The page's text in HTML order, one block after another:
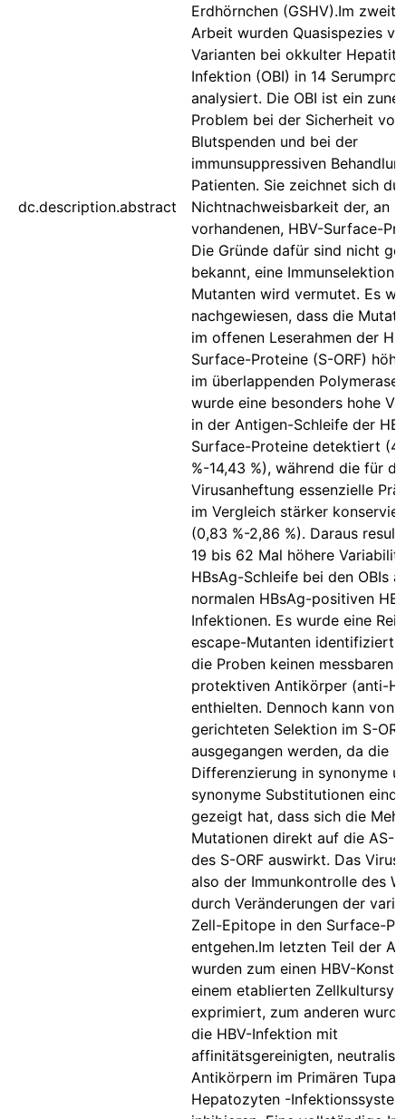
dc.description.abstract
Erdhörnchen (GSHV).Im
Arbeit wurden Quasispezies
Varianten bei okkulter
Infektion (OBI) in 14
analysiert. Die OBI ist ein
Problem bei der Sicherheit von
Blutspenden und bei der
immunsuppressiven
Patienten. Sie zeichnet sich
Nichtnachweisbarkeit der, an
vorhandenen, HBV-Surface-
Die Gründe dafür sind nicht
bekannt, eine Immunselektion
Mutanten wird vermutet. Es
nachgewiesen, dass die
im offenen Leserahmen der
Surface-Proteine (S-ORF)
im überlappenden Polymerase-
wurde eine besonders hohe
in der Antigen-Schleife der
Surface-Proteine detektiert
%-14,43 %), während die für
Virusanheftung essenzielle
im Vergleich stärker
(0,83 %-2,86 %). Daraus
19 bis 62 Mal höhere
HBsAg-Schleife bei den OBIs
normalen HBsAg-positiven
Infektionen. Es wurde eine
escape-Mutanten identifiziert,
die Proben keinen messbaren
protektiven Antikörper (anti-
enthielten. Dennoch kann von
gerichteten Selektion im S-ORF
ausgegangen werden, da die
Differenzierung in synonyme
synonyme Substitutionen
gezeigt hat, dass sich die
Mutationen direkt auf die AS-
des S-ORF auswirkt. Das Virus
also der Immunkontrolle des
durch Veränderungen der
Zell-Epitope in den Surface-
entgehen.Im letzten Teil der
wurden zum einen HBV-
einem etablierten
exprimiert, zum anderen
die HBV-Infektion mit
affinitätsgereinigten,
Antikörpern im Primären
Hepatozyten -